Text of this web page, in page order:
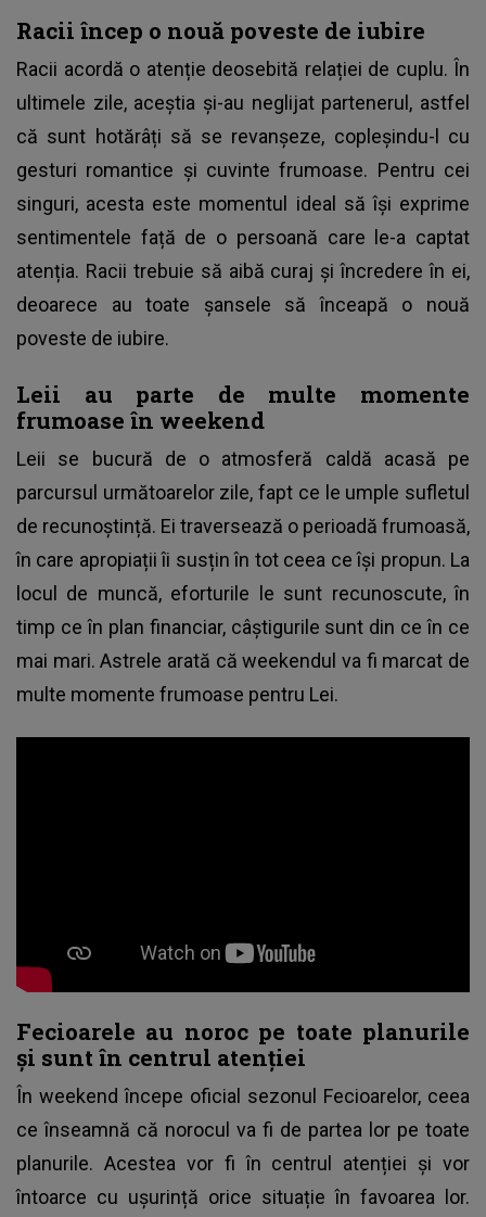
Racii încep o nouă poveste de iubire
Racii acordă o atenție deosebită relației de cuplu. În
ultimele zile, aceștia și-au neglijat partenerul, astfel
că sunt hotărâți să se revanșeze, copleșindu-l cu
gesturi romantice și cuvinte frumoase. Pentru cei
singuri, acesta este momentul ideal să își exprime
sentimentele față de o persoană care le-a captat
atenția. Racii trebuie să aibă curaj și încredere în ei,
deoarece au toate șansele să înceapă o nouă
poveste de iubire.
Leii au parte de multe momente
frumoase în weekend
Leii se bucură de o atmosferă caldă acasă pe
parcursul următoarelor zile, fapt ce le umple sufletul
de recunoștință. Ei traversează o perioadă frumoasă,
în care apropiații îi susțin în tot ceea ce își propun. La
locul de muncă, eforturile le sunt recunoscute, în
timp ce în plan financiar, câștigurile sunt din ce în ce
mai mari. Astrele arată că weekendul va fi marcat de
multe momente frumoase pentru Lei.
Fecioarele au noroc pe toate planurile
și sunt în centrul atenției
În weekend începe oficial sezonul Fecioarelor, ceea
ce înseamnă că norocul va fi de partea lor pe toate
planurile. Acestea vor fi în centrul atenției și vor
întoarce cu ușurință orice situație în favoarea lor.